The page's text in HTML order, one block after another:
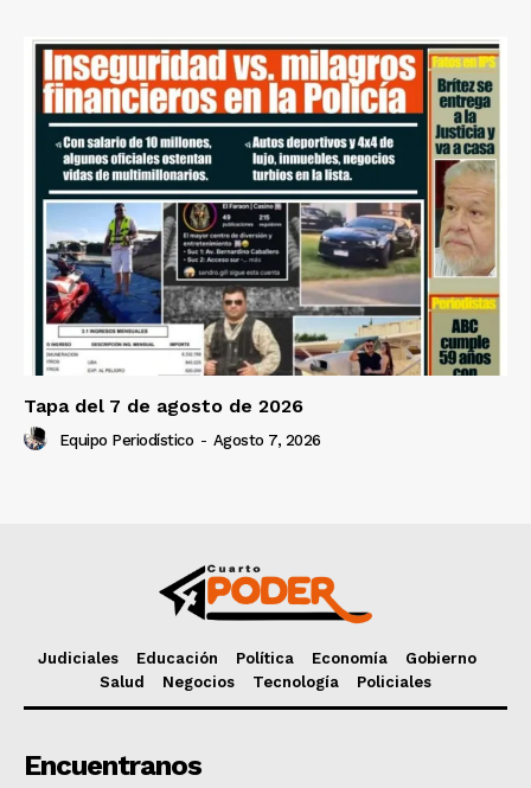
Tapa del 7 de agosto de 2026
Equipo Periodístico - Agosto 7, 2026
Judiciales Educación Política Economía
Gobierno
Salud
Negocios Tecnología Policiales
Encuentranos